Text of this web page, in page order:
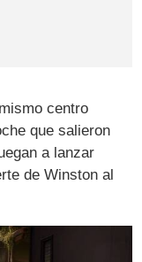
centro
que salieron
a lanzar
de Winston al